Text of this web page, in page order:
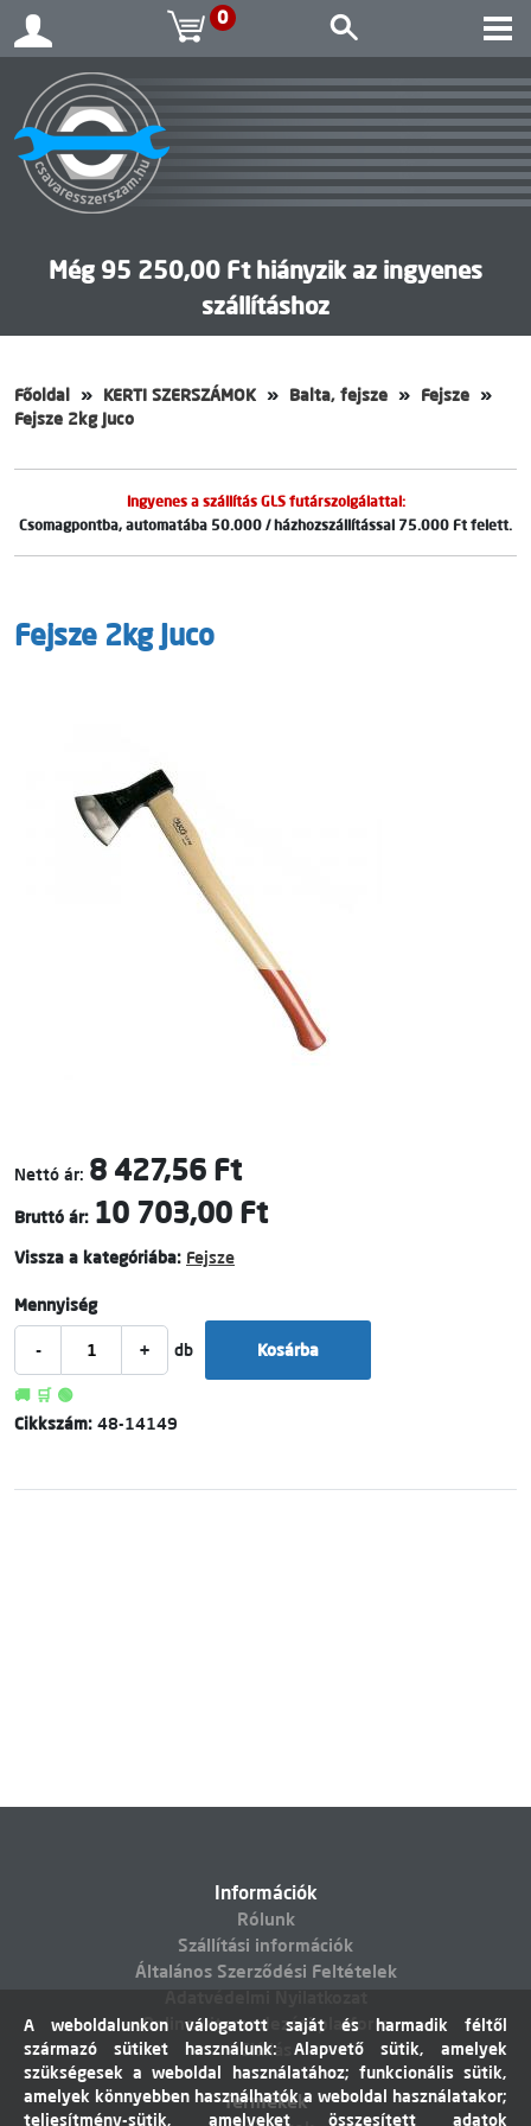
0
Még 95 250,00 Ft hiányzik az ingyenes
szállításhoz
Főoldal KERTI SZERSZÁMOK Balta, fejsze
Fejsze
Fejsze 2kg Juco
Ingyenes a szállítás GLS futárszolgálattal:
Csomagpontba, automatába 50.000 / házhozszállítással 75.000 Ft felett.
Fejsze 2kg Juco
Nettó ár: 8 427,56 Ft
Bruttó ár: 10 703,00 Ft
Vissza a kategóriába: Fejsze
Mennyiség
- + db Kosárba
🚚 🛒 🟢
Cikkszám: 48-14149
Információk
Rólunk
Szállítási információk
Általános Szerződési Feltételek
Online vitarendezési platform
Elállás
Termékek
A weboldalunkon válogatott saját és harmadik féltől
származó sütiket használunk: Alapvető sütik, amelyek
szükségesek a weboldal használatához; funkcionális sütik,
amelyek könnyebben használhatók a weboldal használatakor;
teljesítmény-sütik, amelyeket összesített adatok